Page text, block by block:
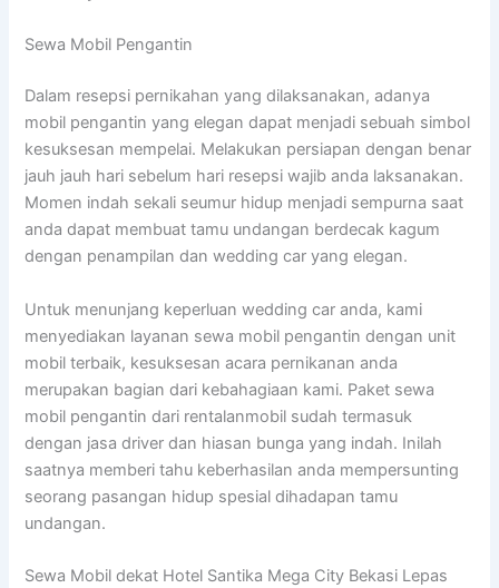
Sewa Mobil Pengantin
Dalam resepsi pernikahan yang dilaksanakan, adanya
mobil pengantin yang elegan dapat menjadi sebuah simbol
kesuksesan mempelai. Melakukan persiapan dengan benar
jauh jauh hari sebelum hari resepsi wajib anda laksanakan.
Momen indah sekali seumur hidup menjadi sempurna saat
anda dapat membuat tamu undangan berdecak kagum
dengan penampilan dan wedding car yang elegan.
Untuk menunjang keperluan wedding car anda, kami
menyediakan layanan sewa mobil pengantin dengan unit
mobil terbaik, kesuksesan acara pernikanan anda
merupakan bagian dari kebahagiaan kami. Paket sewa
mobil pengantin dari rentalanmobil sudah termasuk
dengan jasa driver dan hiasan bunga yang indah. Inilah
saatnya memberi tahu keberhasilan anda mempersunting
seorang pasangan hidup spesial dihadapan tamu
undangan.
Sewa Mobil dekat Hotel Santika Mega City Bekasi Lepas